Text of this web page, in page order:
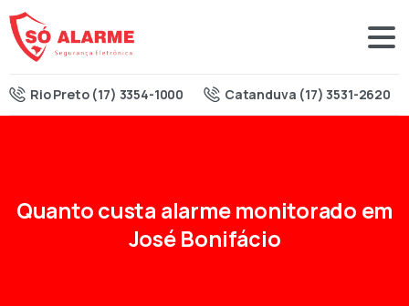
Rio Preto (17) 3354-1000 Catanduva (17) 3531-2620
Quantocusta alarme monitorado em
JoséBonifácio